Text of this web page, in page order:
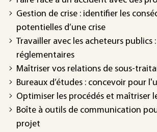
Gestion de crise : identifier les
potentielles d’une crise
Travailler avec les acheteurs publics
réglementaires
Maîtriser vos relations de sous-
Bureaux d’études : concevoir pour
Optimiser les procédés et maîtriser
Boîte à outils de communication
projet